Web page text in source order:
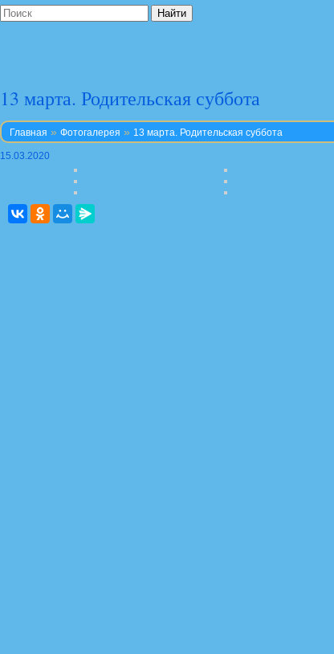
13 марта. Родительская суббота
Главная » Фотогалерея » 13 марта. Родительская суббота
15.03.2020